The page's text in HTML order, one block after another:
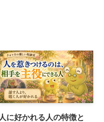
人に好かれる人の特徴と